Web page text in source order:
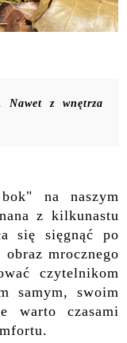
Nawet z wnętrza
na naszym
z kilkunastu
się sięgnąć po
mrocznego
czytelnikom
samym, swoim
warto czasami